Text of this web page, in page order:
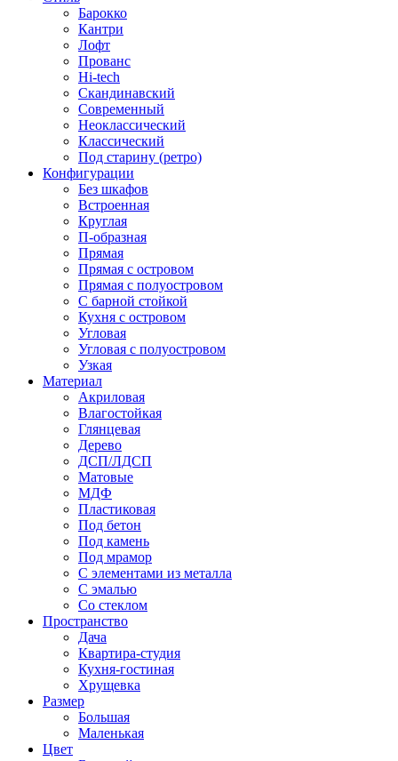
Барокко
Кантри
Лофт
Прованс
Hi-tech
Скандинавский
Современный
Неоклассический
Классический
Под старину (ретро)
Конфигурации
Без шкафов
Встроенная
Круглая
П-образная
Прямая
Прямая с островом
Прямая с полуостровом
С барной стойкой
Кухня с островом
Угловая
Угловая с полуостровом
Узкая
Материал
Акриловая
Влагостойкая
Глянцевая
Дерево
ДСП/ЛДСП
Матовые
МДФ
Пластиковая
Под бетон
Под камень
Под мрамор
С элементами из металла
С эмалью
Со стеклом
Пространство
Дача
Квартира-студия
Кухня-гостиная
Хрущевка
Размер
Большая
Маленькая
Цвет